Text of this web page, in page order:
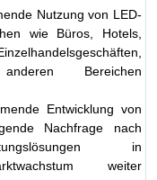
Nutzung von LED-
wie Büros, Hotels,
Bereichen
Entwicklung von
Nachfrage nach
in
weiter